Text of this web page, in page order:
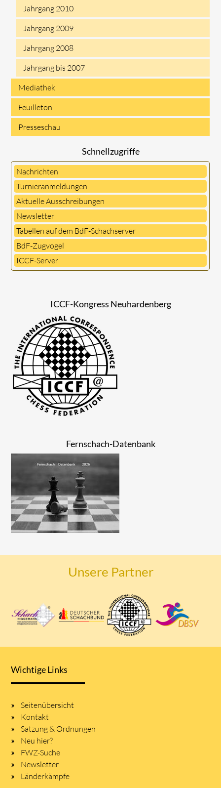
Jahrgang 2010
Jahrgang 2009
Jahrgang 2008
Jahrgang bis 2007
Mediathek
Feuilleton
Presseschau
Schnellzugriffe
Nachrichten
Turnieranmeldungen
Aktuelle Ausschreibungen
Newsletter
Tabellen auf dem BdF-Schachserver
BdF-Zugvogel
ICCF-Server
ICCF-Kongress Neuhardenberg
Fernschach-Datenbank
Unsere Partner
Wichtige Links
Seitenübersicht
Kontakt
Satzung & Ordnungen
Neu hier?
FWZ-Suche
Newsletter
Länderkämpfe